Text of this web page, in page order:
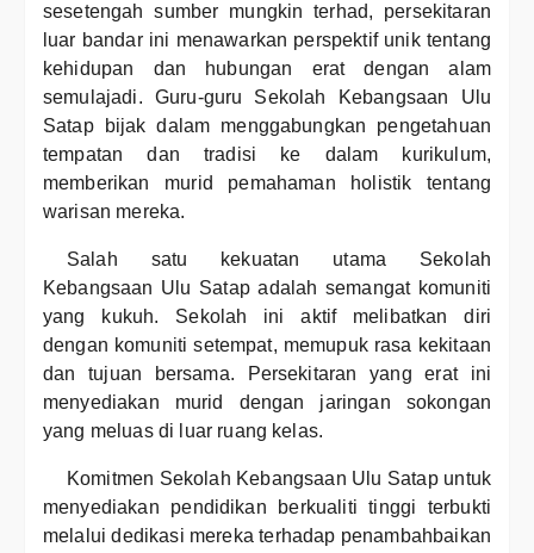
sesetengah sumber mungkin terhad, persekitaran
luar bandar ini menawarkan perspektif unik tentang
kehidupan dan hubungan erat dengan alam
semulajadi. Guru-guru Sekolah Kebangsaan Ulu
Satap bijak dalam menggabungkan pengetahuan
tempatan dan tradisi ke dalam kurikulum,
memberikan murid pemahaman holistik tentang
warisan mereka.
Salah satu kekuatan utama Sekolah
Kebangsaan Ulu Satap adalah semangat komuniti
yang kukuh. Sekolah ini aktif melibatkan diri
dengan komuniti setempat, memupuk rasa kekitaan
dan tujuan bersama. Persekitaran yang erat ini
menyediakan murid dengan jaringan sokongan
yang meluas di luar ruang kelas.
Komitmen Sekolah Kebangsaan Ulu Satap untuk
menyediakan pendidikan berkualiti tinggi terbukti
melalui dedikasi mereka terhadap penambahbaikan